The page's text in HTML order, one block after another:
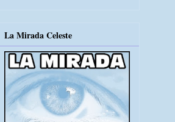
La Mirada Celeste